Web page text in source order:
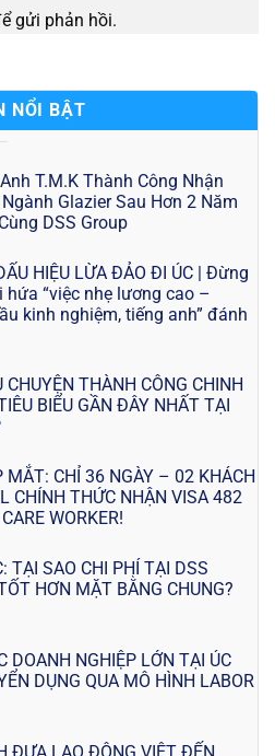
gửi phản hồi.
NỔI BẬT
T.M.K Thành Công Nhận
Glazier Sau Hơn 2 Năm
DSS Group
HIỆU LỪA ĐẢO ĐI ÚC | Đừng
hứa “việc nhẹ lương cao –
kinh nghiệm, tiếng anh” đánh
CHUYỆN THÀNH CÔNG CHINH
BIỂU GẦN ĐÂY NHẤT TẠI
MẮT: CHỈ 36 NGÀY – 02 KHÁCH
CHÍNH THỨC NHẬN VISA 482
WORKER!
TẠI SAO CHI PHÍ TẠI DSS
HƠN MẶT BẰNG CHUNG?
DOANH NGHIỆP LỚN TẠI ÚC
DỤNG QUA MÔ HÌNH LABOR